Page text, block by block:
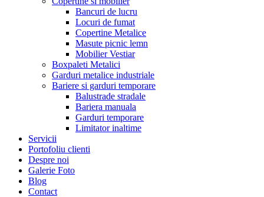
Bancuri de lucru
Locuri de fumat
Copertine Metalice
Masute picnic lemn
Mobilier Vestiar
Boxpaleti Metalici
Garduri metalice industriale
Bariere si garduri temporare
Balustrade stradale
Bariera manuala
Garduri temporare
Limitator inaltime
Servicii
Portofoliu clienti
Despre noi
Galerie Foto
Blog
Contact